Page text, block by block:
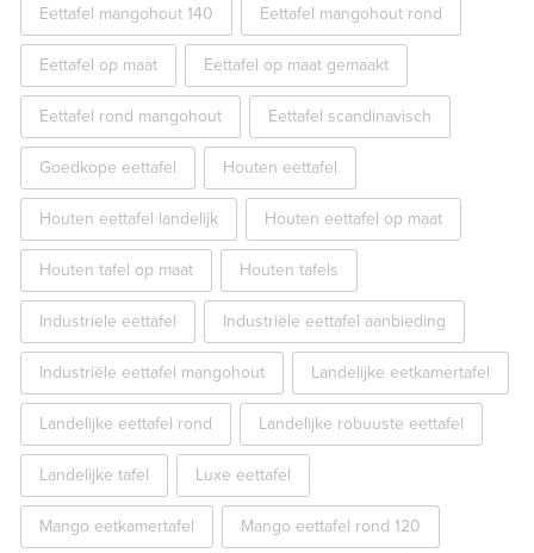
Eettafel mangohout 140 Eettafel mangohout rond
Eettafel op maat Eettafel op maat gemaakt
Eettafel rond mangohout Eettafel scandinavisch
Goedkope eettafel Houten eettafel
Houten eettafel landelijk Houten eettafel op maat
Houten tafel op maat Houten tafels
Industriele eettafel Industriële eettafel aanbieding
Industriële eettafel mangohout Landelijke eetkamertafel
Landelijke eettafel rond Landelijke robuuste eettafel
Landelijke tafel Luxe eettafel
Mango eetkamertafel Mango eettafel rond 120